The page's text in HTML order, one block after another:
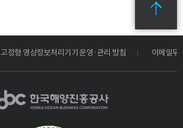
고정형 영상정보처리기기 운영·관리 방침 이메일무